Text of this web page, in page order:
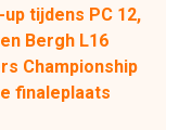
tijdens PC 12,
Bergh L16
Championship
finaleplaats